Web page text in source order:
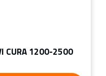
CURA 1200-2500